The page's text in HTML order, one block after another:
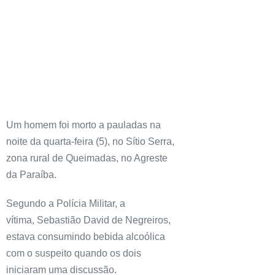
Um homem foi morto a pauladas na
noite da quarta-feira (5), no Sítio Serra,
zona rural de Queimadas, no Agreste
da Paraíba.
Segundo a Polícia Militar, a
vítima, Sebastião David de Negreiros,
estava consumindo bebida alcoólica
com o suspeito quando os dois
iniciaram uma discussão.